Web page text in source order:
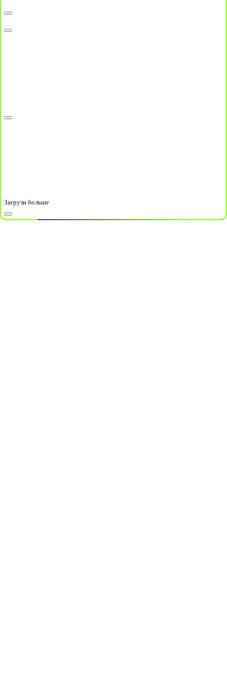
Загрузи больше